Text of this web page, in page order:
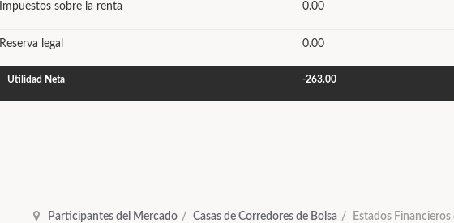
Impuestos sobre la renta 0.00
Reserva legal 0.00
Utilidad Neta -263.00
Participantes del Mercado Casas de Corredores de Bolsa Estados